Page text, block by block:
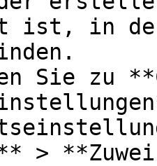
ist, in
Sie zu
>